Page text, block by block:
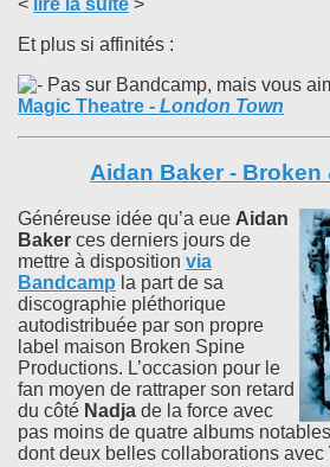
Et plus si affinités :
Pas sur Bandcamp, mais vous
Magic Theatre - London Town
Aidan Baker - Broken
Généreuse idée qu’a eue Aidan
Baker ces derniers jours de
mettre à disposition via
Bandcamp la part de sa
discographie pléthorique
autodistribuée par son propre
label maison Broken Spine
Productions. L’occasion pour le
fan moyen de rattraper son retard
du côté Nadja de la force avec
pas moins de quatre albums
dont deux belles collaborations avec